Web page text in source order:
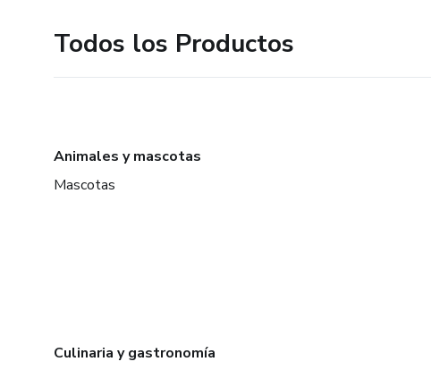
Todos los Productos
Animales y mascotas
Mascotas
Culinaria y gastronomía